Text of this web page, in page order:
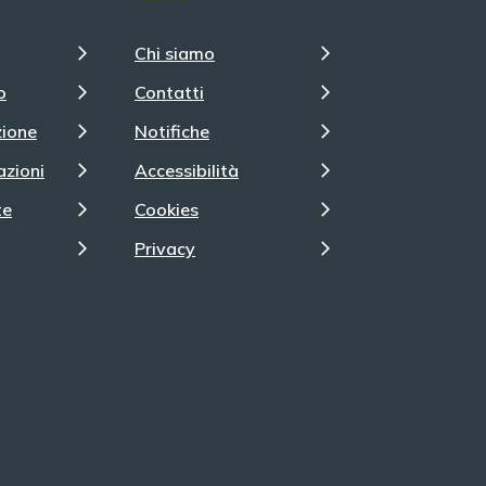
Chi siamo
Contatti
Notifiche
Accessibilità
Cookies
Privacy